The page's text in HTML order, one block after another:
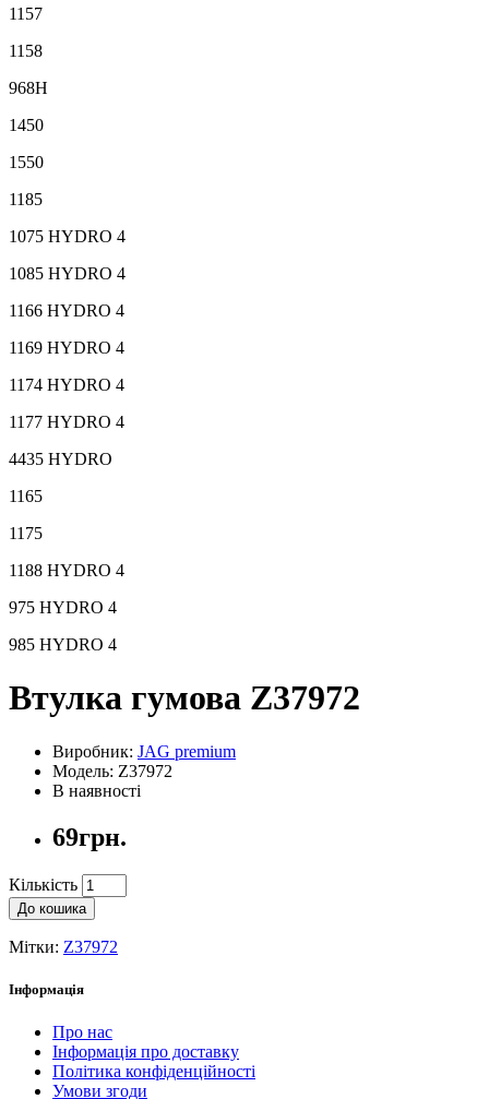
1157
1158
968H
1450
1550
1185
1075 HYDRO 4
1085 HYDRO 4
1166 HYDRO 4
1169 HYDRO 4
1174 HYDRO 4
1177 HYDRO 4
4435 HYDRO
1165
1175
1188 HYDRO 4
975 HYDRO 4
985 HYDRO 4
Втулка гумова Z37972
Виробник: JAG premium
Модель: Z37972
В наявності
69грн.
Кількість
До кошика
Мітки: Z37972
Інформація
Про нас
Інформація про доставку
Політика конфіденційності
Умови згоди